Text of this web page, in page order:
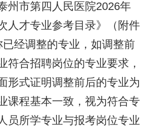
州市第四人民医院2026年
人才专业参考目录》（附件
经调整的专业，如调整前
符合招聘岗位的专业要求，
形式证明调整前后的专业为
课程基本一致，视为符合专
员所学专业与报考岗位专业